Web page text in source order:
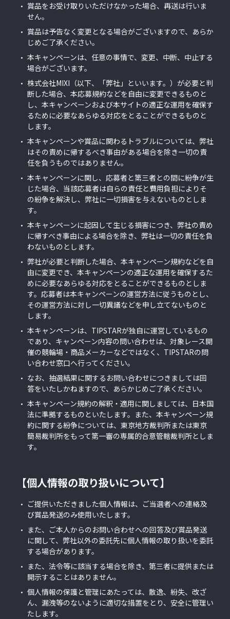
賞品をお受け取りいただけなかった場合、再送は行いま
せん。
賞品は予告なく変更となる場合がございますので、あらか
じめご了承ください。
本キャンペーンは、任意の事情で、変更、中断、中止する
場合がございます。
株式会社MIXI（以下、「弊社」といいます。）が必要と判
断した場合、本応募規約などを自由に変更できるものと
し、本キャンペーンおよび本サイトの適正な運用を確保す
るために必要なあらゆる対応をとることができるものと
します。
本キャンペーンや賞品に関わるトラブルについては、弊社
はその責めに帰するべき事由がある場合を除き一切の責
任を負うものではありません。
本キャンペーンに関し、応募者と第三者との間に紛争が生
じた場合、当該応募者は自らの責任と費用負担によりそ
の紛争を解決し、弊社に一切損害を与えないものとしま
す。
本キャンペーンに起因して生じる損害につき、弊社の責め
に帰すべき事由による場合を除き、弊社は一切の責任を負
わないものとします。
弊社が必要と判断した場合、本キャンペーン規約などを自
由に変更でき、本キャンペーンの適正な運用を確保するた
めに必要なあらゆる対応をとることができるものとしま
す。応募者は本キャンペーンの運営方法に従うものとし、
その運営方法に対し一切異議などを申し立てないものと
します。
本キャンペーンは、TIPSTARが独自に運営しているもの
であり、キャンペーン内容の問い合わせは、対象レース開
催の競輪場・商品メーカーなどではなく、TIPSTARの問
い合わせ窓口へ行ってください。
なお、抽選結果に関するお問い合わせにつきましては回
答をいたしかねますので、あらかじめご了承ください。
本キャンペーン規約の解釈・適用に関しましては、日本国
法に準拠するものといたします。また、本キャンペーン規
約に関する紛争については、東京地方裁判所または東京
簡易裁判所をもって第一審の専属的合意管轄裁判所としま
す。
【個人情報の取り扱いについて】
ご提供いただきました個人情報は、ご当選者への連絡及
び賞品発送のみ使用いたします。
また、ご本人からのお問い合わせへの回答及び賞品発送
に関して、弊社以外の委託先に個人情報の取り扱いを委託
する場合があります。
また、法令等に該当する場合を除き、第三者に提供または
開示することはありません。
個人情報の保護と管理にあたっては、散逸、紛失、改ざ
ん、漏洩等のないように適切な措置をとり、安全に管理い
たします。